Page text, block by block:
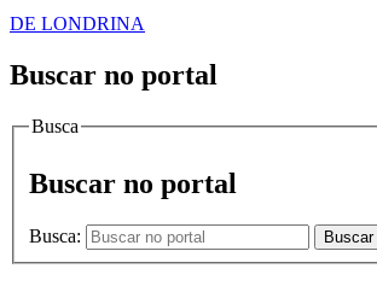
DE LONDRINA
Buscar no portal
Busca
Buscar no portal
Busca: Buscar